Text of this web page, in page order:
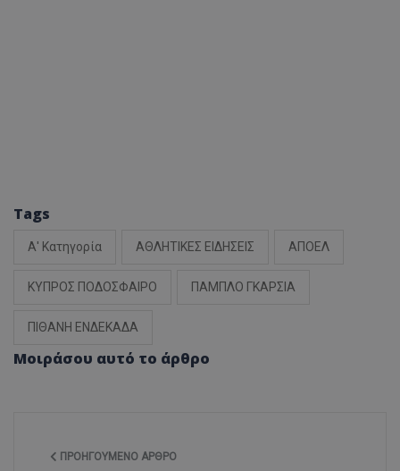
Tags
Α' Κατηγορία ΑΘΛΗΤΙΚΕΣ ΕΙΔΗΣΕΙΣ ΑΠΟΕΛ
ΚΥΠΡΟΣ ΠΟΔΟΣΦΑΙΡΟ ΠΑΜΠΛΟ ΓΚΑΡΣΙΑ
ΠΙΘΑΝΗ ΕΝΔΕΚΑΔΑ
Μοιράσου αυτό το άρθρο
ΠΡΟΗΓΟΎΜΕΝΟ ΆΡΘΡΟ